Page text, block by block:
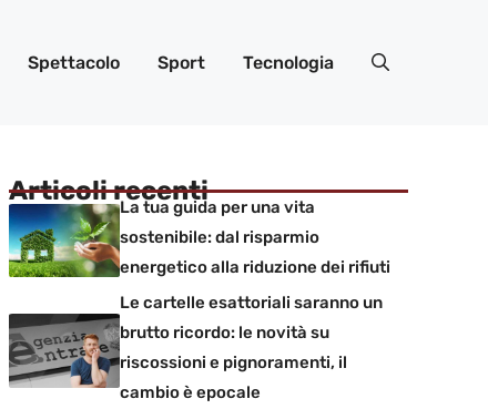
Spettacolo Sport Tecnologia
Articoli recenti
La tua guida per una vita
sostenibile: dal risparmio
energetico alla riduzione dei rifiuti
Le cartelle esattoriali saranno un
brutto ricordo: le novità su
riscossioni e pignoramenti, il
cambio è epocale